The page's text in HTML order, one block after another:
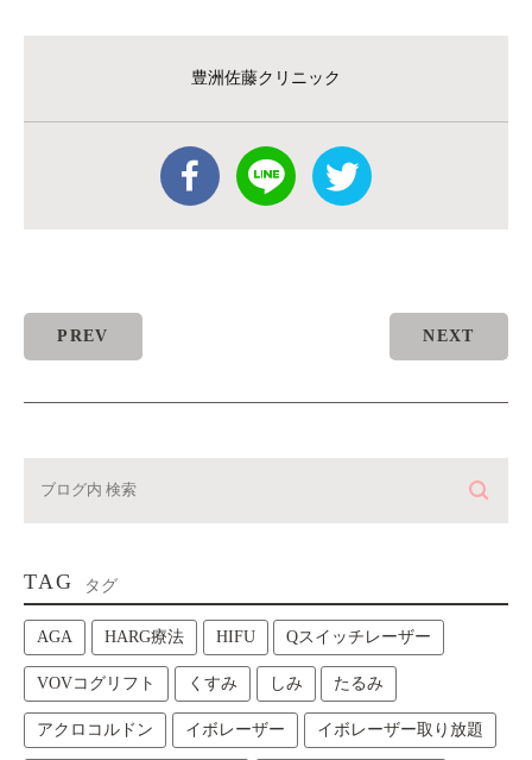
豊洲佐藤クリニック
PREV NEXT
TAG タグ
AGA HARG療法 HIFU Qスイッチレーザー
VOVコグリフト くすみ しみ たるみ
アクロコルドン イボレーザー イボレーザー取り放題